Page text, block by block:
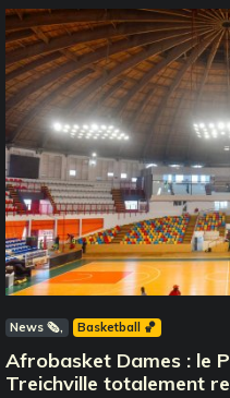
News 🗞️ Basketball 🏀
Afrobasket Dames : le
Treichville totalement